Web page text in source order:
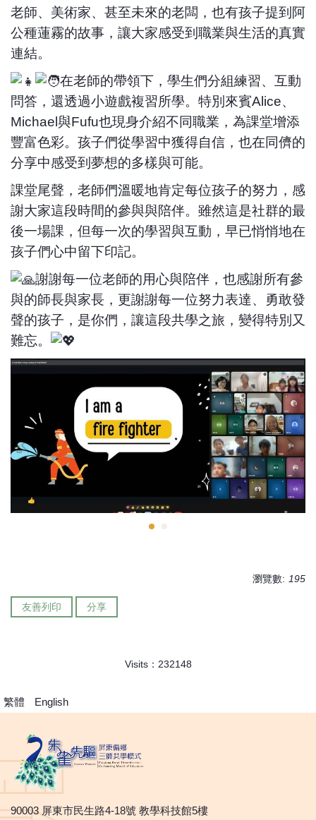
老師、美術家、甚至未來的老闆，也有孩子提到阿
公種蓮霧的故事，讓大家感受到職業與生活的真實
連結。
在老師的帶領下，學生們分組練習、互動
問答，還透過小遊戲複習所學。特別來賓Alice、
Michael與Fufu也現身介紹不同職業，為課堂增添
豐富色彩。孩子們從學習中獲得自信，也在同儕的
分享中感受到夢想的多樣與可能。
課堂尾聲，老師們溫暖地肯定每位孩子的努力，感
謝大家這段時間的參與與陪伴。雖然這是社群的最
後一場課，但每一次的學習與互動，早已悄悄地在
孩子們心中留下印記。
謝謝每一位老師的用心與陪伴，也感謝所有參
與的師長與家長，更謝謝每一位努力表達、勇敢發
聲的孩子，是你們，讓這段共學之旅，變得特別又
難忘。
瀏覽數: 195
友善列印 分享
Visits： 232148
繁體 English
90003 屏東市民生路4-18號 教學科技館5樓